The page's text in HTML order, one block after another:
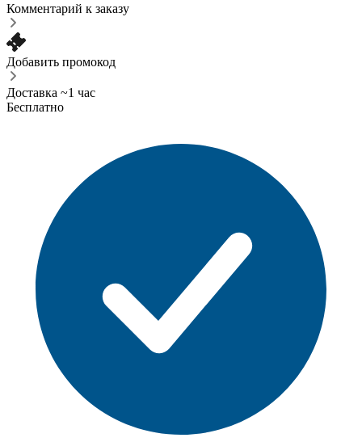
Комментарий к заказу
Добавить промокод
Доставка ~1 час
Бесплатно